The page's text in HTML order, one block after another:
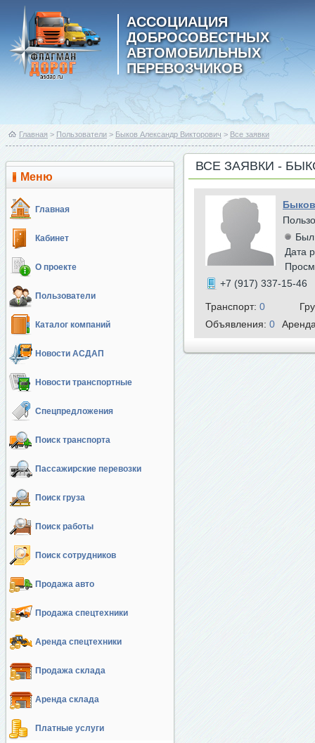
АССОЦИАЦИЯ
ДОБРОСОВЕСТНЫХ
АВТОМОБИЛЬНЫХ
ПЕРЕВОЗЧИКОВ
Главная > Пользователи > Быков Александр Викторович > Все заявки
Меню
Главная
Кабинет
О проекте
Пользователи
Каталог компаний
Новости АСДАП
Новости транспортные
Спецпредложения
Поиск транспорта
Пассажирские перевозки
Поиск груза
Поиск работы
Поиск сотрудников
Продажа авто
Продажа спецтехники
Аренда спецтехники
Продажа склада
Аренда склада
Платные услуги
ВСЕ ЗАЯВКИ -
Был
Дата
+7 (917) 337-15-46
Транспорт: 0
Объявления: 0